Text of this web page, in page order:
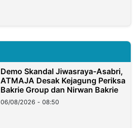
Demo Skandal Jiwasraya-Asabri,
ATMAJA Desak Kejagung Periksa
Bakrie Group dan Nirwan Bakrie
06/08/2026 - 08:50